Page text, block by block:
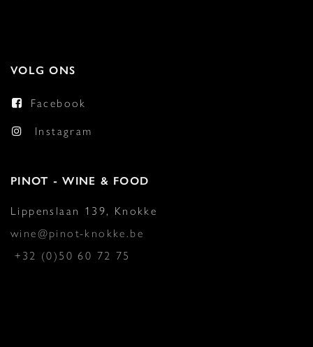
VOLG ONS
Facebook
Instagram
PINOT - WINE & FOOD
Lippenslaan 139, Knokke
wine@pinot-knokke.be
+32 (0)50 60 72 75